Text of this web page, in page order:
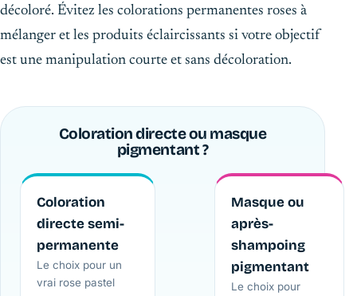
décoloré. Évitez les colorations permanentes roses à
mélanger et les produits éclaircissants si votre objectif
est une manipulation courte et sans décoloration.
Coloration directe ou masque
pigmentant ?
Coloration
directe semi-
permanente
Le choix pour un
vrai rose pastel
Masque ou
après-
shampoing
pigmentant
Le choix pour